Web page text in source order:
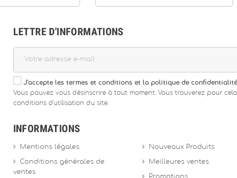
LETTRE D'INFORMATIONS
J'accepte les termes et conditions et la politique de confidentialité
Vous pouvez vous désinscrire à tout moment. Vous trouverez pour
conditions d'utilisation du site.
INFORMATIONS
Mentions légales
Conditions générales de
ventes
Nouveaux Produits
Meilleures ventes
Promotions